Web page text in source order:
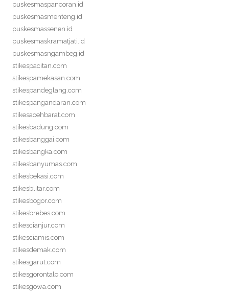
puskesmaspancoran.id
puskesmasmenteng.id
puskesmassenen.id
puskesmaskramatjati.id
puskesmasngambeg.id
stikespacitan.com
stikespamekasan.com
stikespandeglang.com
stikespangandaran.com
stikesacehbarat.com
stikesbadung.com
stikesbanggai.com
stikesbangka.com
stikesbanyumas.com
stikesbekasi.com
stikesblitar.com
stikesbogor.com
stikesbrebes.com
stikescianjur.com
stikesciamis.com
stikesdemak.com
stikesgarut.com
stikesgorontalo.com
stikesgowa.com